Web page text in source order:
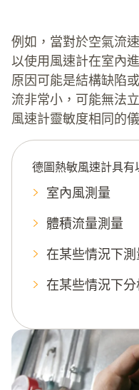
例如，當對於空氣流
以使用風速計在室內
原因可能是結構缺陷
流非常小，可能無法
風速計靈敏度相同的
德圖熱敏風速計具有
室內風測量
體積流量測量
在某些情況下
在某些情況下